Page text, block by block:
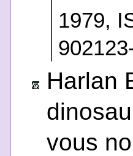
1979,
Harlan
vous